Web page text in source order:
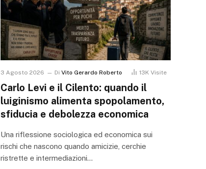
3 Agosto 2026 Di Vito Gerardo Roberto 13K Visite
Carlo Levi e il Cilento: quando il
luiginismo alimenta spopolamento,
sfiducia e debolezza economica
Una riflessione sociologica ed economica sui
rischi che nascono quando amicizie, cerchie
ristrette e intermediazioni…